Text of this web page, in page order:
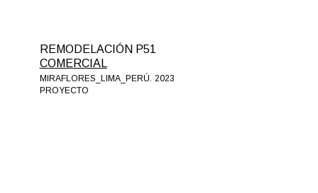
REMODELACIÓN P51
COMERCIAL
MIRAFLORES_LIMA_PERÚ. 2023
PROYECTO